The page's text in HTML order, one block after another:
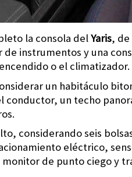
la consola delYaris,
instrumentos y una
o el climatizador.
un habitáculo
conductor, un techo
considerando seis
eléctrico,
de punto ciego y